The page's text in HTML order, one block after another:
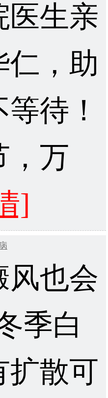
医生亲
仁，助
待！
，万
]
风也会
季白
扩散可